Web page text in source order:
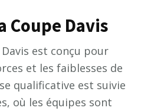
Coupe Davis
est conçu pour
et les faiblesses de
qualificative est suivie
où les équipes sont